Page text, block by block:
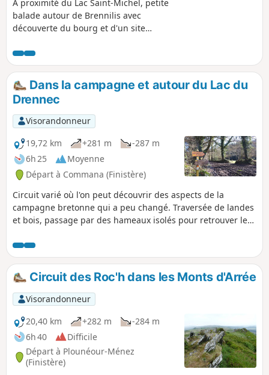
À proximité du Lac Saint-Michel, petite
balade autour de Brennilis avec
découverte du bourg et d'un site
Dans la campagne et autour du Lac du
Drennec
Visorandonneur
19,72 km
+281 m
-287 m
6h 25
Moyenne
Départ à Commana (Finistère)
Circuit varié où l'on peut découvrir des aspects de la
campagne bretonne qui a peu changé. Traversée de landes
et bois, passage par des hameaux isolés pour retrouver le
Circuit des Roc'h dans les Monts d'Arrée
Visorandonneur
20,40 km
+282 m
-284 m
6h 40
Difficile
Départ à Plounéour-Ménez
(Finistère)